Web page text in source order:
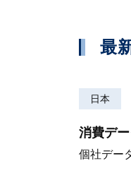
最
日本
消費デ
個社デー